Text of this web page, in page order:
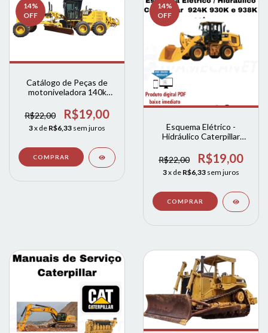
14%
OFF
Catálogo de Peças de
motoniveladora 140k
R$22,00
R$19,00
3x de R$6,33 sem juros
14%
OFF
Esquema Elétrico -
Hidráulico Caterpillar
R$22,00
R$19,00
3x de R$6,33 sem juros